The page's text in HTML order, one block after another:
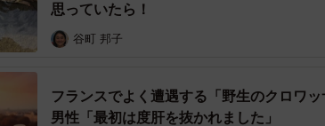
思っていたら！
谷町 邦子
フランスでよく遭遇する「野生のクロワ
男性「最初は度肝を抜かれました」